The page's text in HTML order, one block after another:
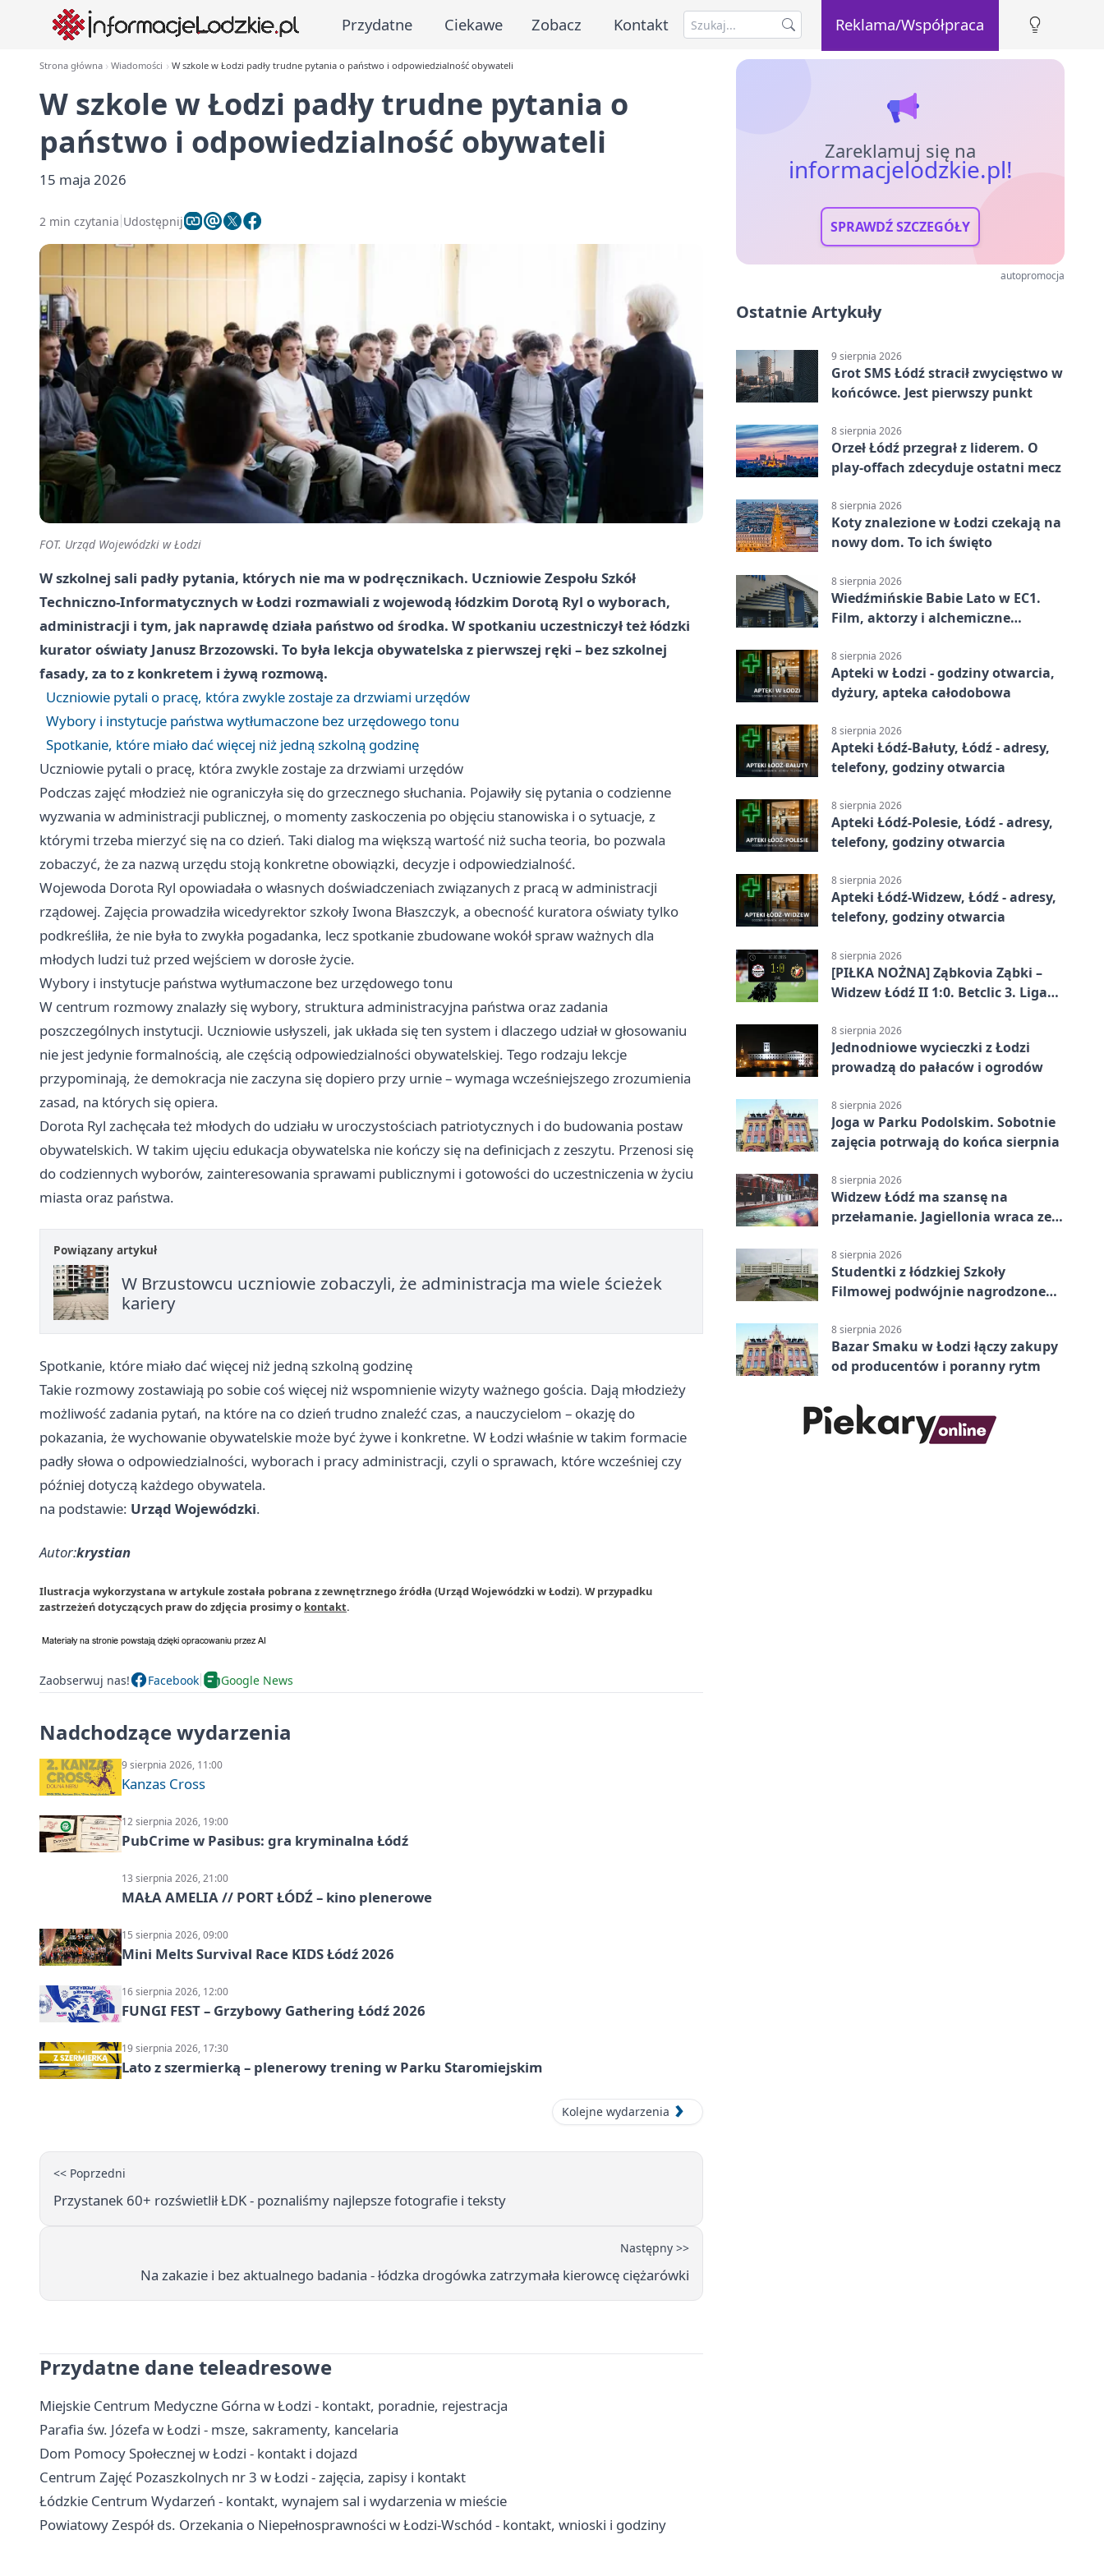
Przydatne Ciekawe Zobacz Kontakt Reklama/Współpraca
Strona główna Wiadomości W szkole w Łodzi padły trudne pytania o państwo i odpowiedzialność obywateli
W szkole w Łodzi padły trudne pytania o
państwo i odpowiedzialność obywateli
15 maja 2026
2 min czytania Udostępnij
FOT. Urząd Wojewódzki w Łodzi
W szkolnej sali padły pytania, których nie ma w podręcznikach. Uczniowie Zespołu Szkół
Techniczno-Informatycznych w Łodzi rozmawiali z wojewodą łódzkim Dorotą Ryl o wyborach,
administracji i tym, jak naprawdę działa państwo od środka. W spotkaniu uczestniczył też łódzki
kurator oświaty Janusz Brzozowski. To była lekcja obywatelska z pierwszej ręki – bez szkolnej
fasady, za to z konkretem i żywą rozmową.
Uczniowie pytali o pracę, która zwykle zostaje za drzwiami urzędów
Wybory i instytucje państwa wytłumaczone bez urzędowego tonu
Spotkanie, które miało dać więcej niż jedną szkolną godzinę
Uczniowie pytali o pracę, która zwykle zostaje za drzwiami urzędów
Podczas zajęć młodzież nie ograniczyła się do grzecznego słuchania. Pojawiły się pytania o codzienne
wyzwania w administracji publicznej, o momenty zaskoczenia po objęciu stanowiska i o sytuacje, z
którymi trzeba mierzyć się na co dzień. Taki dialog ma większą wartość niż sucha teoria, bo pozwala
zobaczyć, że za nazwą urzędu stoją konkretne obowiązki, decyzje i odpowiedzialność.
Wojewoda Dorota Ryl opowiadała o własnych doświadczeniach związanych z pracą w administracji
rządowej. Zajęcia prowadziła wicedyrektor szkoły Iwona Błaszczyk, a obecność kuratora oświaty tylko
podkreśliła, że nie była to zwykła pogadanka, lecz spotkanie zbudowane wokół spraw ważnych dla
młodych ludzi tuż przed wejściem w dorosłe życie.
Wybory i instytucje państwa wytłumaczone bez urzędowego tonu
W centrum rozmowy znalazły się wybory, struktura administracyjna państwa oraz zadania
poszczególnych instytucji. Uczniowie usłyszeli, jak układa się ten system i dlaczego udział w głosowaniu
nie jest jedynie formalnością, ale częścią odpowiedzialności obywatelskiej. Tego rodzaju lekcje
przypominają, że demokracja nie zaczyna się dopiero przy urnie – wymaga wcześniejszego zrozumienia
zasad, na których się opiera.
Dorota Ryl zachęcała też młodych do udziału w uroczystościach patriotycznych i do budowania postaw
obywatelskich. W takim ujęciu edukacja obywatelska nie kończy się na definicjach z zeszytu. Przenosi się
do codziennych wyborów, zainteresowania sprawami publicznymi i gotowości do uczestniczenia w życiu
miasta oraz państwa.
Powiązany artykuł
W Brzustowcu uczniowie zobaczyli, że administracja ma wiele ścieżek
kariery
Spotkanie, które miało dać więcej niż jedną szkolną godzinę
Takie rozmowy zostawiają po sobie coś więcej niż wspomnienie wizyty ważnego gościa. Dają młodzieży
możliwość zadania pytań, na które na co dzień trudno znaleźć czas, a nauczycielom – okazję do
pokazania, że wychowanie obywatelskie może być żywe i konkretne. W Łodzi właśnie w takim formacie
padły słowa o odpowiedzialności, wyborach i pracy administracji, czyli o sprawach, które wcześniej czy
później dotyczą każdego obywatela.
na podstawie: Urząd Wojewódzki.
Autor:krystian
Ilustracja wykorzystana w artykule została pobrana z zewnętrznego źródła (Urząd Wojewódzki w Łodzi). W przypadku
zastrzeżeń dotyczących praw do zdjęcia prosimy o kontakt.
Zaobserwuj nas! Facebook Google News
Nadchodzące wydarzenia
9 sierpnia 2026, 11:00
Kanzas Cross
12 sierpnia 2026, 19:00
PubCrime w Pasibus: gra kryminalna Łódź
13 sierpnia 2026, 21:00
MAŁA AMELIA // PORT ŁÓDŹ – kino plenerowe
15 sierpnia 2026, 09:00
Mini Melts Survival Race KIDS Łódź 2026
16 sierpnia 2026, 12:00
FUNGI FEST – Grzybowy Gathering Łódź 2026
19 sierpnia 2026, 17:30
Lato z szermierką – plenerowy trening w Parku Staromiejskim
Kolejne wydarzenia
<< Poprzedni
Przystanek 60+ rozświetlił ŁDK - poznaliśmy najlepsze fotografie i teksty
Następny >>
Na zakazie i bez aktualnego badania - łódzka drogówka zatrzymała kierowcę ciężarówki
Przydatne dane teleadresowe
Miejskie Centrum Medyczne Górna w Łodzi - kontakt, poradnie, rejestracja
Parafia św. Józefa w Łodzi - msze, sakramenty, kancelaria
Dom Pomocy Społecznej w Łodzi - kontakt i dojazd
Centrum Zajęć Pozaszkolnych nr 3 w Łodzi - zajęcia, zapisy i kontakt
Łódzkie Centrum Wydarzeń - kontakt, wynajem sal i wydarzenia w mieście
Powiatowy Zespół ds. Orzekania o Niepełnosprawności w Łodzi-Wschód - kontakt, wnioski i godziny
Zareklamuj się na
informacjelodzkie.pl!
SPRAWDŹ SZCZEGÓŁY
autopromocja
Ostatnie Artykuły
9 sierpnia 2026
Grot SMS Łódź stracił zwycięstwo w
końcówce. Jest pierwszy punkt
8 sierpnia 2026
Orzeł Łódź przegrał z liderem. O
play-offach zdecyduje ostatni mecz
8 sierpnia 2026
Koty znalezione w Łodzi czekają na
nowy dom. To ich święto
8 sierpnia 2026
Wiedźmińskie Babie Lato w EC1.
Film, aktorzy i alchemiczne
8 sierpnia 2026
Apteki w Łodzi - godziny otwarcia,
dyżury, apteka całodobowa
8 sierpnia 2026
Apteki Łódź-Bałuty, Łódź - adresy,
telefony, godziny otwarcia
8 sierpnia 2026
Apteki Łódź-Polesie, Łódź - adresy,
telefony, godziny otwarcia
8 sierpnia 2026
Apteki Łódź-Widzew, Łódź - adresy,
telefony, godziny otwarcia
8 sierpnia 2026
[PIŁKA NOŻNA] Ząbkovia Ząbki –
Widzew Łódź II 1:0. Betclic 3. Liga
rozstrzygnięciem po przerwie
8 sierpnia 2026
Jednodniowe wycieczki z Łodzi
prowadzą do pałaców i ogrodów
8 sierpnia 2026
Joga w Parku Podolskim. Sobotnie
zajęcia potrwają do końca sierpnia
8 sierpnia 2026
Widzew Łódź ma szansę na
przełamanie. Jagiellonia wraca ze
8 sierpnia 2026
Studentki z łódzkiej Szkoły
Filmowej podwójnie nagrodzone
8 sierpnia 2026
Bazar Smaku w Łodzi łączy zakupy
od producentów i poranny rytm